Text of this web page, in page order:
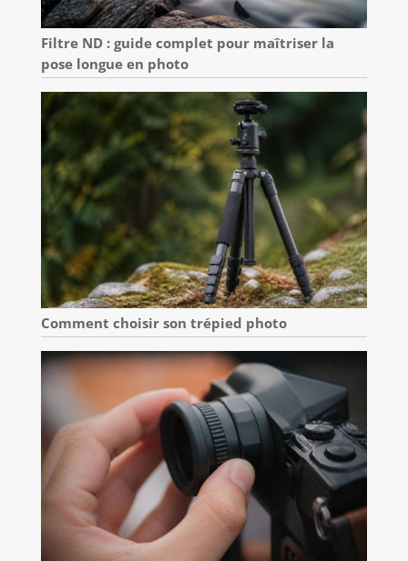
Filtre ND : guide complet pour maîtriser la
pose longue en photo
Comment choisir son trépied photo